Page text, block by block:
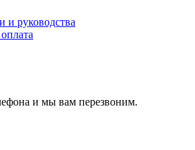
и руководства
и мы вам перезвоним.